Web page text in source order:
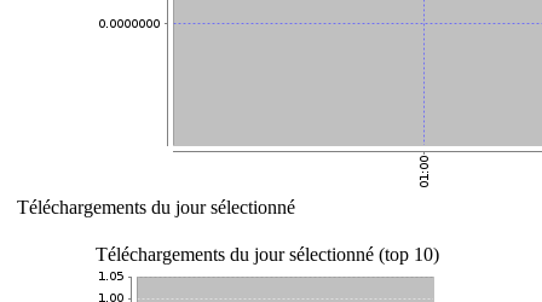
Téléchargements du jour sélectionné
Téléchargements du jour sélectionné (top 10)